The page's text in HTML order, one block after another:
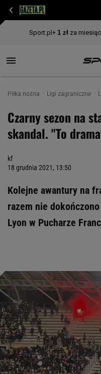
Piłka nożna Ligi zagraniczne
Czarny sezon na
skandal. "To
kf
18 grudnia 2021, 13:50
Kolejne awantury na
razem nie
Lyon w Pucharze